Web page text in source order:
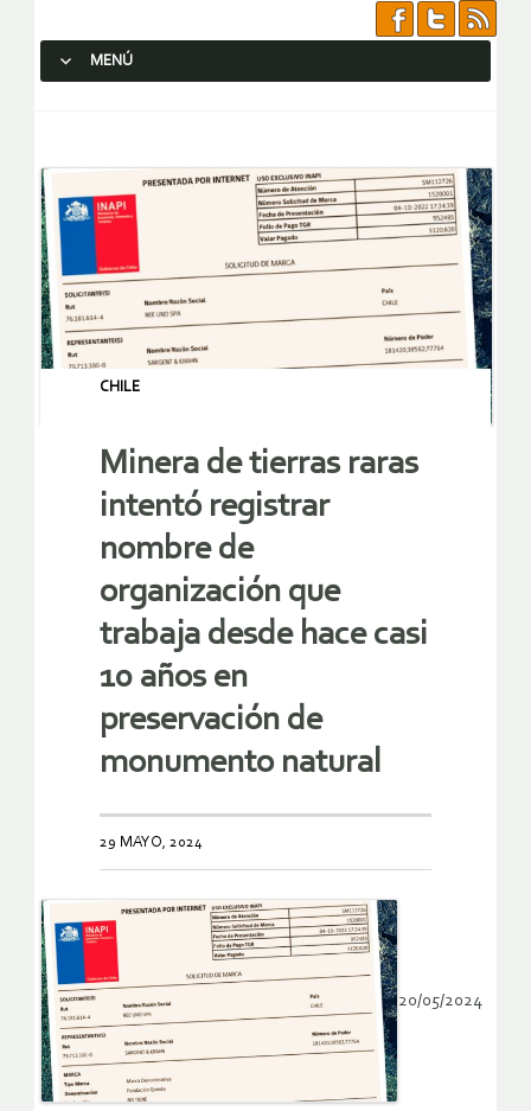
MENÚ
CHILE
Minera de tierras raras
intentó registrar
nombre de
organización que
trabaja desde hace casi
10 años en
preservación de
monumento natural
29 MAYO, 2024
20/05/2024